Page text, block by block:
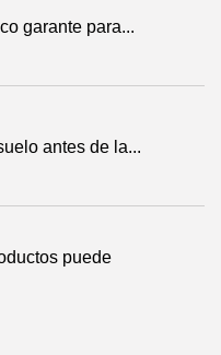
garante para...
antes de la...
puede